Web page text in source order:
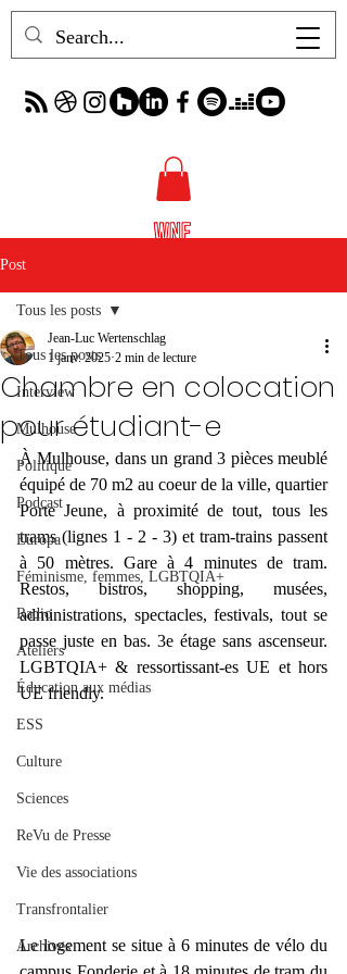
Post
Tous les posts
Interview
Mulhouse
Politique
Podcast
Europa
Féminisme, femmes, LGBTQIA+
Radio
Ateliers
Éducation aux médias
ESS
Culture
Sciences
ReVu de Presse
Vie des associations
Transfrontalier
Archives
Tous les posts
Chambre en colocation
pour étudiant-e
Jean-Luc Wertenschlag
1 janv. 2025 2 min de lecture
À Mulhouse, dans un grand 3 pièces meublé
équipé de 70 m2 au coeur de la ville, quartier
Porte Jeune, à proximité de tout, tous les
trams (lignes 1 - 2 - 3) et tram-trains passent
à 50 mètres. Gare à 4 minutes de tram.
Restos, bistros, shopping, musées,
administrations, spectacles, festivals, tout se
passe juste en bas. 3e étage sans ascenseur.
LGBTQIA+ & ressortissant-es UE et hors
UE friendly.
Le logement se situe à 6 minutes de vélo du